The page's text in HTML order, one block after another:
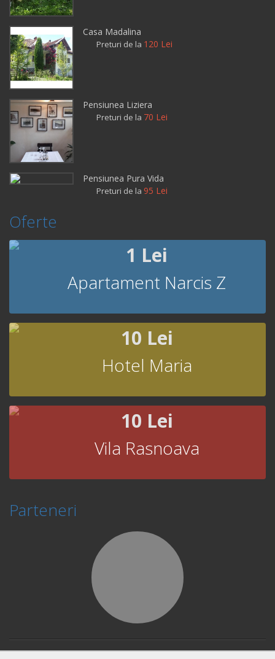
Casa Madalina
Preturi de la 120 Lei
Pensiunea Liziera
Preturi de la 70 Lei
Pensiunea Pura Vida
Preturi de la 95 Lei
Oferte
1 Lei
Apartament Narcis Z
10 Lei
Hotel Maria
10 Lei
Vila Rasnoava
Parteneri
© Copyright 2026 Book Fast and Smart